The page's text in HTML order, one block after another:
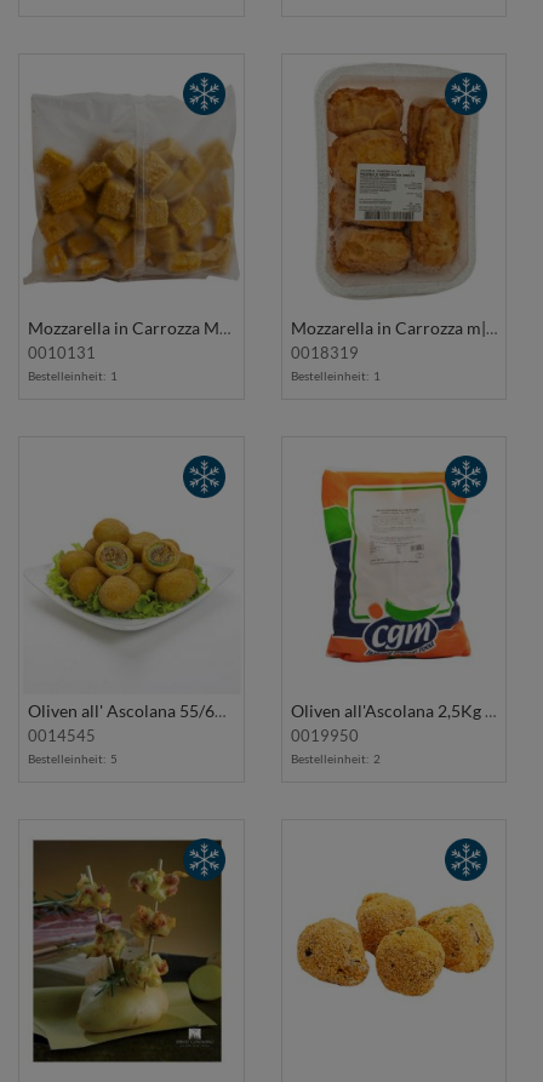
Mozzarella in Carrozza M/Prosciutto Cotto 1Kg SOAVEGEL
0010131
Bestelleinheit: 1
Mozzarella in Carrozza m|Sardellen 24Stk CUCINA NOSTRANA
0018319
Bestelleinheit: 1
Oliven all' Ascolana 55/60Stk 1Kg L'ASCOLANA
0014545
Bestelleinheit: 5
Oliven all'Ascolana 2,5Kg CGM
0019950
Bestelleinheit: 2